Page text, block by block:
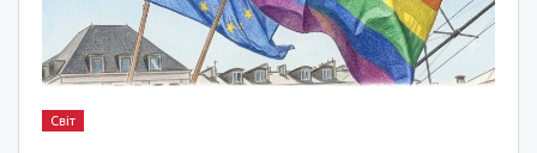
Світ